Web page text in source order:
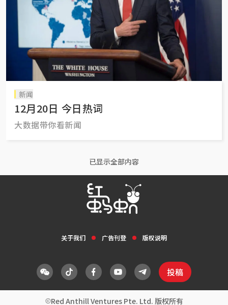
新闻
12月20日 今日热词
大数据带你看新闻
已显示全部内容
关于我们 广告刊登 版权说明
投稿
Red Anthill Ventures Pte. Ltd. 版权所有